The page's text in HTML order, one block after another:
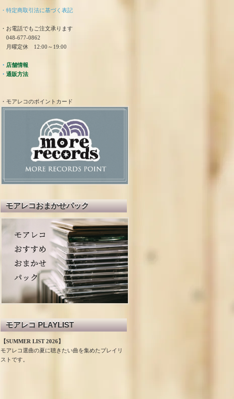
・特定商取引法に基づく表記
・お電話でもご注文承ります
048-677-0862
月曜定休 12:00～19:00
・ 店舗情報
・ 通販方法
・モアレコのポイントカード
モアレコおまかせパック
モアレコ PLAYLIST
【SUMMER LIST 2026】
モアレコ選曲の夏に聴きたい曲を集めたプレイリ
ストです。